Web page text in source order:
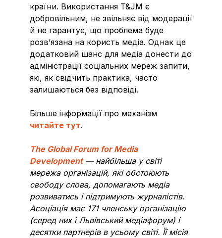
країни. Використання T&JM є
добровільним, не звільняє від модерації
й не гарантує, що проблема буде
розв’язана на користь медіа. Однак це
додатковий шанс для медіа донести до
адміністрації соціальних мереж запити,
які, як свідчить практика, часто
залишаються без відповіді.
Більше інформації про механізм
читайте тут.
The Global Forum for Media
Development— найбільша у світі
мережа організацій, які обстоюють
свободу слова, допомагають медіа
розвиватись і підтримують журналістів.
Асоціація має 171 членську організацію
(cеред них і Львівський медіафорум) і
десятки партнерів в усьому світі. Її місія